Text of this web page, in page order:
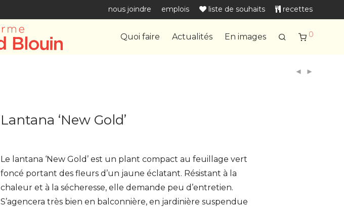
nous joindre emplois liste de souhaits recettes
Quoi faire Actualités En images 0
Lantana ‘New Gold’
Le lantana ‘New Gold’ est un plant compact au feuillage vert
foncé portant des fleurs d’un jaune éclatant. Résistant à la
chaleur et à la sécheresse, elle demande peu d’entretien.
S’agencera très bien en balconnière, en jardinière suspendue